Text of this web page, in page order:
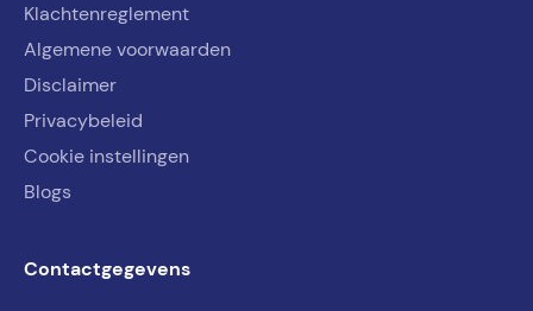
Klachtenreglement
Algemene voorwaarden
Disclaimer
Privacybeleid
Cookie instellingen
Blogs
Contactgegevens